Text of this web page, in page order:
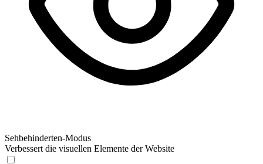
Sehbehinderten-Modus
Verbessert die visuellen Elemente der Website